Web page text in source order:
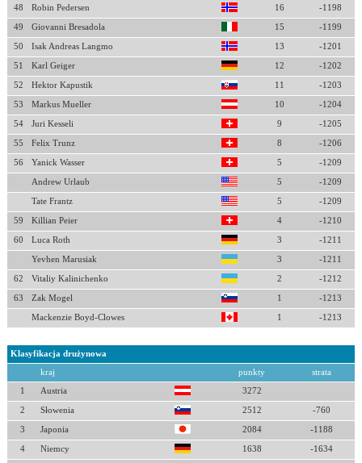
48 Robin Pedersen 16 -1198
49 Giovanni Bresadola 15 -1199
50 Isak Andreas Langmo 13 -1201
51 Karl Geiger 12 -1202
52 Hektor Kapustik 11 -1203
53 Markus Mueller 10 -1204
54 Juri Kesseli 9 -1205
55 Felix Trunz 8 -1206
56 Yanick Wasser 5 -1209
Andrew Urlaub 5 -1209
Tate Frantz 5 -1209
59 Killian Peier 4 -1210
60 Luca Roth 3 -1211
Yevhen Marusiak 3 -1211
62 Vitaliy Kalinichenko 2 -1212
63 Zak Mogel 1 -1213
Mackenzie Boyd-Clowes 1 -1213
Klasyfikacja drużynowa
kraj punkty strata
1 Austria 3272
2 Słowenia 2512 -760
3 Japonia 2084 -1188
4 Niemcy 1638 -1634